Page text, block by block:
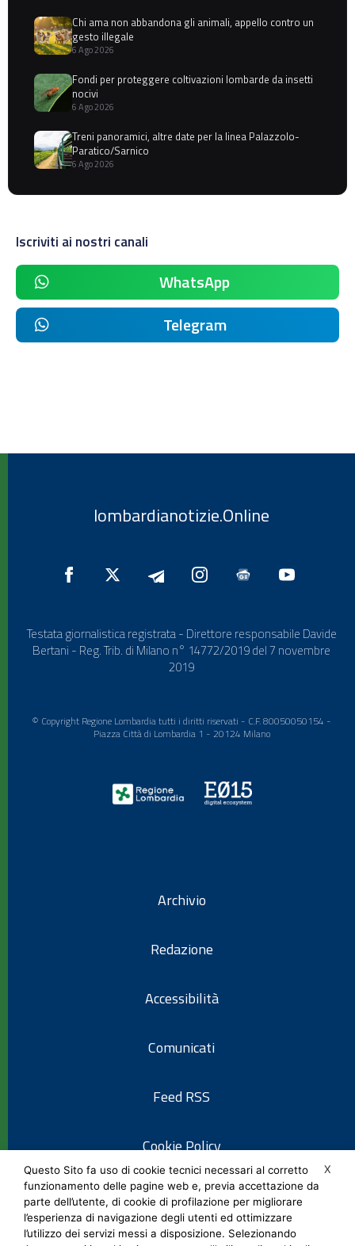
Chi ama non abbandona gli animali, appello contro un
gesto illegale
6 Ago 2026
Fondi per proteggere coltivazioni lombarde da insetti
nocivi
6 Ago 2026
Treni panoramici, altre date per la linea Palazzolo-
Paratico/Sarnico
6 Ago 2026
Iscriviti ai nostri canali
WhatsApp
Telegram
lombardianotizie.Online
Testata giornalistica registrata - Direttore responsabile Davide
Bertani - Reg. Trib. di Milano n° 14772/2019 del 7 novembre
2019
© Copyright Regione Lombardia tutti i diritti riservati - C.F. 80050050154 -
Piazza Città di Lombardia 1 - 20124 Milano
Archivio
Redazione
Accessibilità
Comunicati
Feed RSS
Cookie Policy
Informativa privacy
X
Questo Sito fa uso di cookie tecnici necessari al corretto
funzionamento delle pagine web e, previa accettazione da
parte dell’utente, di cookie di profilazione per migliorare
l’esperienza di navigazione degli utenti ed ottimizzare
l’utilizzo dei servizi messi a disposizione. Selezionando